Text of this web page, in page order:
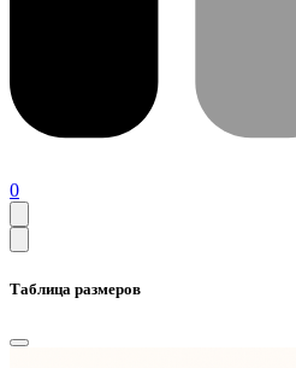
0
Таблица размеров